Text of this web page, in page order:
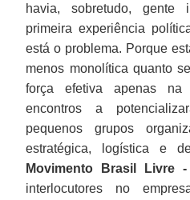
havia, sobretudo, gente
primeira experiência
está o problema. Porque
menos monolítica quanto
força efetiva apenas
encontros a
pequenos grupos
estratégica, logística e
Movimento Brasil Livre
interlocutores no